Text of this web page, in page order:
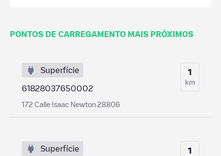
PONTOS DE CARREGAMENTO MAIS PRÓXIMOS
Superfície
61828037650002
172 Calle Isaac Newton 28806
1
km
Superfície 1